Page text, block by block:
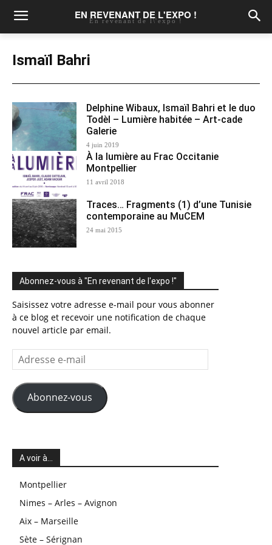
EN REVENANT DE L'EXPO !
En revenant de l\'expo !
Ismaïl Bahri
Delphine Wibaux, Ismaïl Bahri et le duo
Todèl – Lumière habitée – Art-cade
Galerie
4 juin 2019
À la lumière au Frac Occitanie
Montpellier
11 avril 2018
Traces… Fragments (1) d’une Tunisie
contemporaine au MuCEM
24 mai 2015
Abonnez-vous à "En revenant de l'expo !"
Saisissez votre adresse e-mail pour vous abonner
à ce blog et recevoir une notification de chaque
nouvel article par email.
Adresse
e-
mail
Abonnez-vous
A voir à…
Montpellier
Nimes – Arles – Avignon
Aix – Marseille
Sète – Sérignan